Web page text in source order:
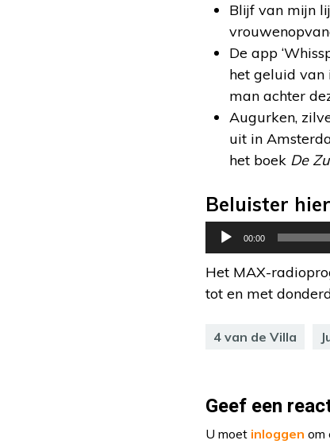
Blijf van mijn
De app
het geluid van
man achter
Augurken,
uit in
het boek De
Beluister
Audiospeler
00:00
Het MAX-
tot en met
4 van de Villa
Geef een
U moet inloggen om